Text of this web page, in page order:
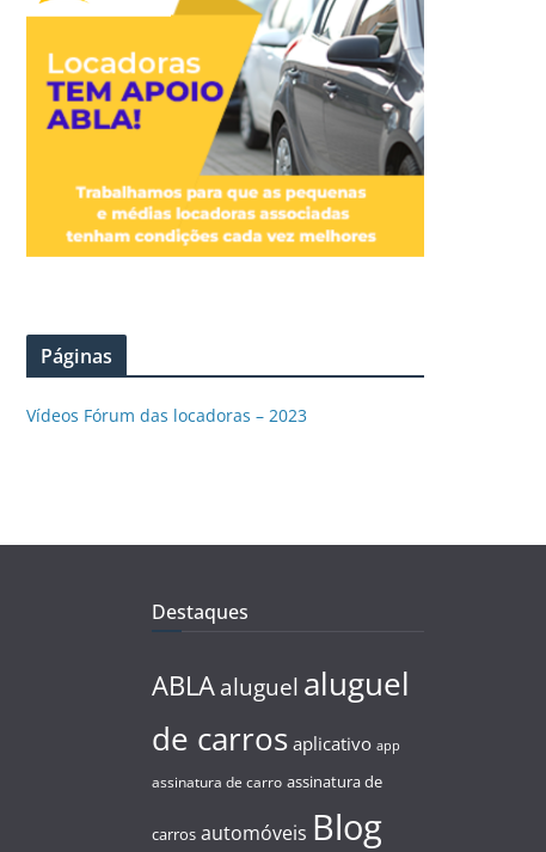
Páginas
Vídeos Fórum das locadoras – 2023
Destaques
ABLA aluguel aluguel
de carros aplicativo app
assinatura de carro assinatura de
carros automóveis Blog